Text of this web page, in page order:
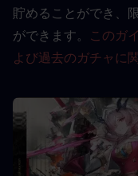
貯めることができ、
ができます。 このガ
よび過去のガチャに